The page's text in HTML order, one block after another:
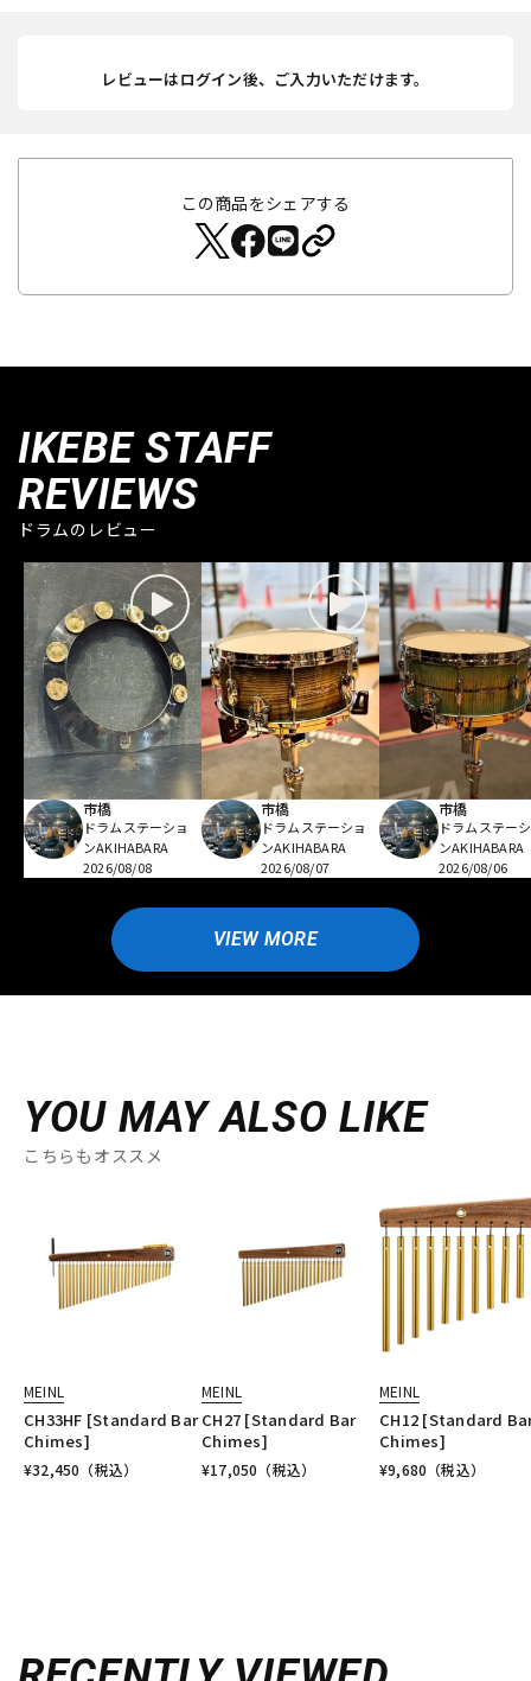
レビューはログイン後、ご入力いただけます。
この商品をシェアする
IKEBE STAFF
REVIEWS
ドラムのレビュー
市橋
ドラムステーショ
ンAKIHABARA
2026/08/08
市橋
ドラムステーショ
ンAKIHABARA
2026/08/07
市橋
ドラムステー
ンAKIHABARA
2026/08/06
VIEW MORE
YOU MAY ALSO LIKE
こちらもオススメ
MEINL
CH33HF [Standard Bar
Chimes]
¥32,450 （税込）
MEINL
CH27 [Standard Bar
Chimes]
¥17,050 （税込）
MEINL
CH12 [Standard
Chimes]
¥9,680 （税込）